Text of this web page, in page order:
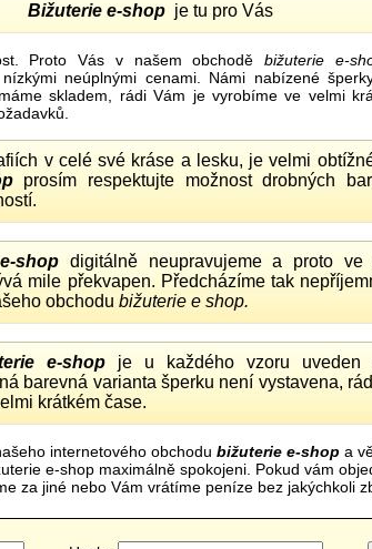
Bižuterie e-shopje tu pro Vás
Proto Vás v našem obchoděbižuterie e-
neúplnými cenami. Námi nabízené
skladem, rádi Vám je vyrobíme ve velmi
v celé své kráse a lesku, je velmi
prosím respektujte možnost drobných
shopdigitálně neupravujeme a proto ve
mile překvapen. Předcházíme tak
obchodu bižuterie e shop.
e-shop je u každého vzoru uveden
barevná varianta šperku není vystavena,
krátkém čase.
internetového obchodu bižuterie e-shop a
e-shop maximálně spokojeni. Pokud vám
za jiné nebo Vám vrátíme peníze bez jakýchkoli